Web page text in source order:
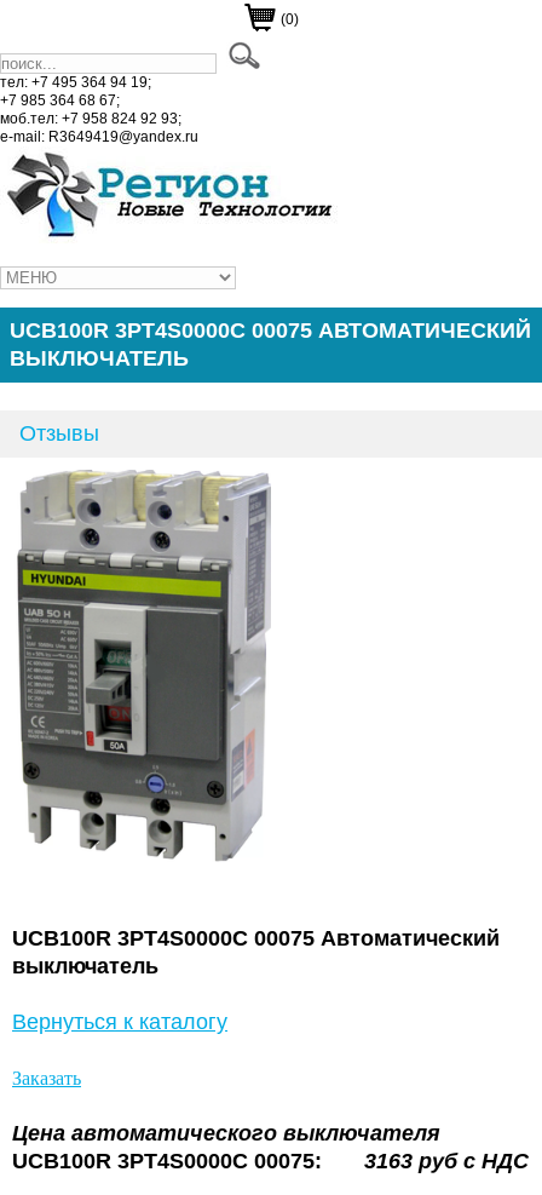
(0)
тел: +7 495 364 94 19;
+7 985 364 68 67;
моб.тел: +7 958 824 92 93;
e-mail: R3649419@yandex.ru
UCB100R 3PT4S0000C 00075 АВТОМАТИЧЕСКИЙ
ВЫКЛЮЧАТЕЛЬ
Отзывы
UCB100R 3PT4S0000C 00075 Автоматический
выключатель
Вернуться к каталогу
Заказать
Цена автоматического выключателя
UCB100R 3PT4S0000C 00075: 3163 руб с НДС